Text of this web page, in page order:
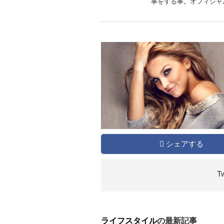
シェアする
ライフスタイルの最新記事